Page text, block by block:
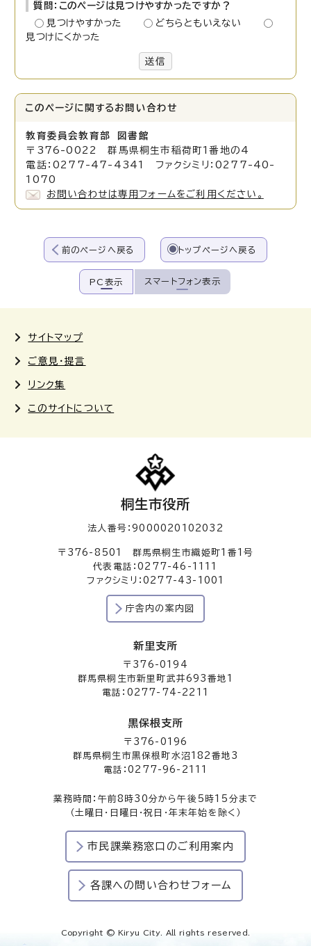
質問：このページは見つけやすかったですか？
見つけやすかった
どちらともいえない
見つけにくかった
送信
このページに関する お問い合わせ
教育委員会教育部 図書館
〒376-0022 群馬県桐生市稲荷町1番地の4
電話：0277-47-4341 ファクシミリ：0277-40-
1070
お問い合わせは専用フォームをご利用ください。
前のページへ戻る トップページへ戻る
PC表示 スマートフォン表示
サイトマップ
ご意見・提言
リンク集
このサイトについて
桐生市役所
法人番号：9000020102032
〒376-8501 群馬県桐生市織姫町1番1号
代表電話：0277-46-1111
ファクシミリ：0277-43-1001
庁舎内の案内図
新里支所
〒376-0194
群馬県桐生市新里町武井693番地1
電話：0277-74-2211
黒保根支所
〒376-0196
群馬県桐生市黒保根町水沼182番地3
電話：0277-96-2111
業務時間：午前8時30分から午後5時15分まで
（土曜日・日曜日・祝日・年末年始を除く）
市民課業務窓口のご利用案内
各課への問い合わせフォーム
Copyright © Kiryu City. All rights reserved.